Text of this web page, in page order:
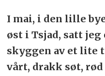
I mai, i den lille
øst i Tsjad, satt
skyggen av et lite
vårt, drakk søt,